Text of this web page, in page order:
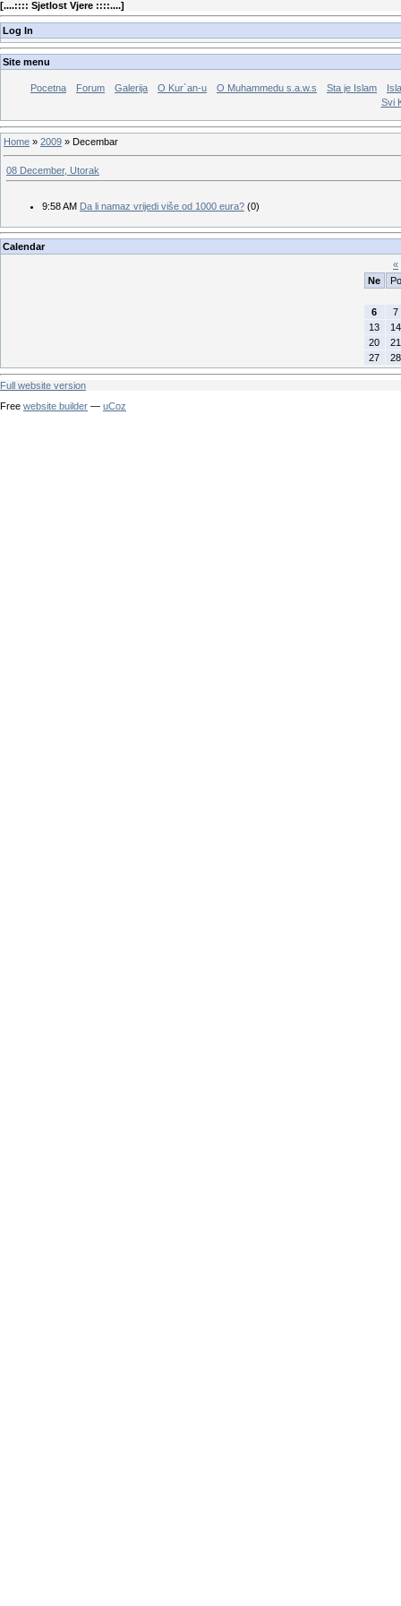
[....:::: Sjetlost Vjere ::::....]
Log In
Site menu
Pocetna Forum Galerija O Kur`an-u O Muhammedu s.a.w.s Sta je Islam
Svi
Home » 2009 » Decembar
08 December, Utorak
9:58 AM Da li namaz vrijedi više od 1000 eura? (0)
Calendar
«
Ne
Po
6
7
13
14
20
21
27
28
Full website version
Free website builder — uCoz